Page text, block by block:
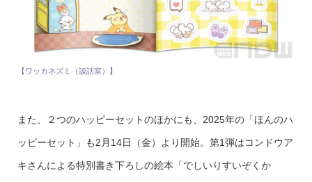
【ワッカネズミ（談話室）】
また、２つのハッピーセットのほかにも、2025年の「ほんのハ
ッピーセット」も2月14日（金）より開始。第1弾はコンドウア
キさんによる特別書き下ろしの絵本「でしいりすいぞくか